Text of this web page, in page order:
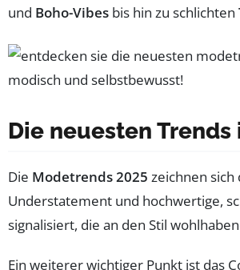
und Boho-Vibes bis hin zu schlichten
Die neuesten
Die Modetrends 2025 zeichnen
Understatement und hochwertige,
signalisiert, die an den Stil
Ein weiterer wichtiger Punkt ist das